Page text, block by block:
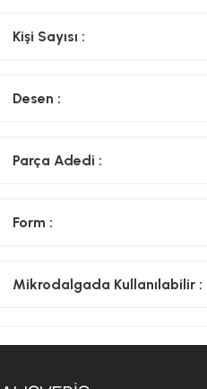
Kişi Sayısı :
Desen :
Parça Adedi :
Form :
Mikrodalgada Kullanılabilir :